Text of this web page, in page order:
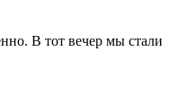
В тот вечер мы стали